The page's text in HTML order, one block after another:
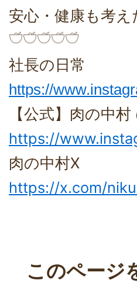
安心・健康も考え
𓎩𓎩𓎩𓎩𓎩
社長の日常
https://
【公式】肉の中村
https://
肉の中村X
https://x.com/
このページ